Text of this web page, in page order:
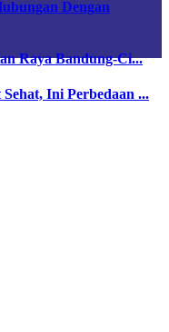
Dengan
Raya Bandung-Ci...
Ini Perbedaan ...